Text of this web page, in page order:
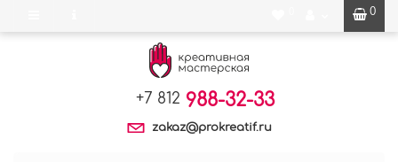
0
+7 812 988-32-33
zakaz@prokreatif.ru